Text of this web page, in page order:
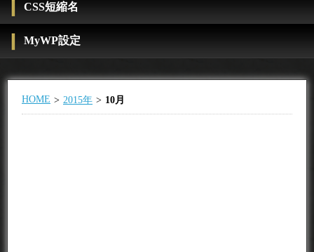
CSS短縮名
MyWP設定
HOME 2015年 10月